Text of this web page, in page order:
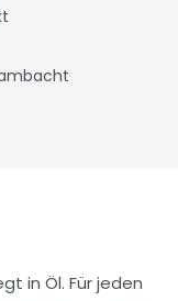
in Öl. Für jeden